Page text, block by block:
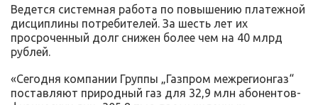
Ведется системная работа по повышению платежной
дисциплины потребителей. За шесть лет их
просроченный долг снижен более чем на 40 млрд
рублей.
«Сегодня компании Группы „Газпром межрегионгаз“
поставляют природный газ для 32,9 млн абонентов-